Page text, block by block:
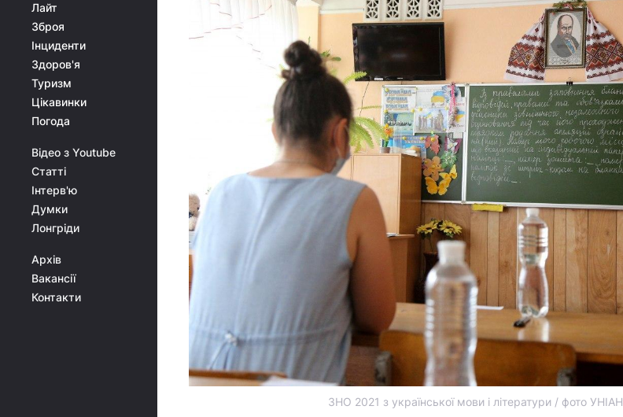
Лайт
Зброя
Інциденти
Здоров'я
Туризм
Цікавинки
Погода
Відео з Youtube
Статті
Інтерв'ю
Думки
Лонгріди
Архів
Вакансії
Контакти
ЗНО 2021 з української мови і літератури / фото УНІАН